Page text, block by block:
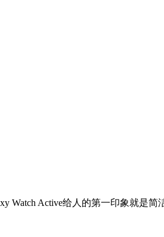
Active给人的第一印象就是简